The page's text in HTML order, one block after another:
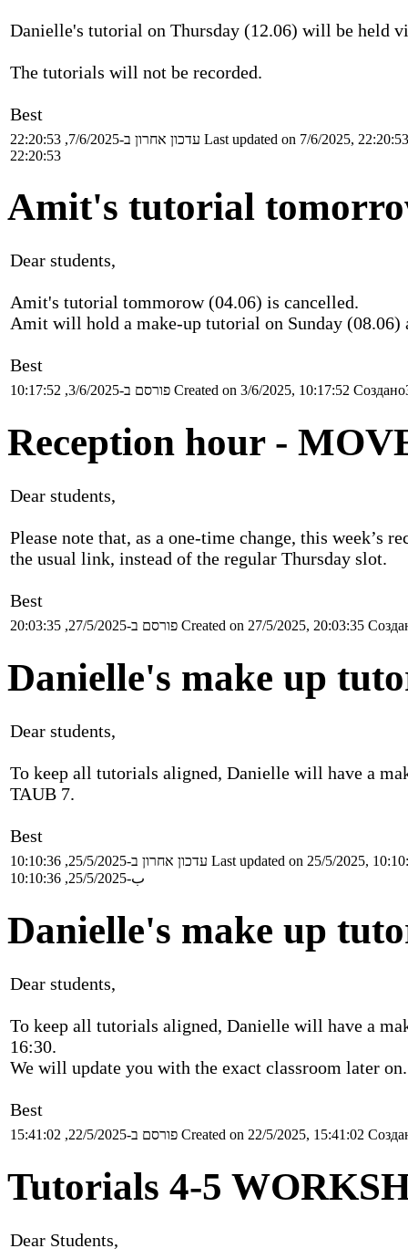
Danielle's tutorial on Thursday (12.06) will be held
The tutorials will not be recorded.
Best
עדכון אחרון ב-7/6/2025, 22:20:53 Last updated on 7/6/2025, 22:20:53
22:20:53
Amit's tutorial
Dear students,
Amit's tutorial tommorow (04.06) is cancelled.
Amit will hold a make-up tutorial on Sunday (08.06)
Best
פורסם ב-3/6/2025, 10:17:52 Created on 3/6/2025, 10:17:52
Reception hour -
Dear students,
Please note that, as a one-time change, this week’s
the usual link, instead of the regular Thursday slot.
Best
פורסם ב-27/5/2025, 20:03:35 Created on 27/5/2025, 20:03:35
Danielle's make up
Dear students,
To keep all tutorials aligned, Danielle will have a
TAUB 7.
Best
עדכון אחרון ב-25/5/2025, 10:10:36 Last updated on 25/5/2025,
ب-25/5/2025, 10:10:36
Danielle's make up
Dear students,
To keep all tutorials aligned, Danielle will have a
16:30.
We will update you with the exact classroom later on.
Best
פורסם ב-22/5/2025, 15:41:02 Created on 22/5/2025, 15:41:02
Tutorials 4-5
Dear Students,